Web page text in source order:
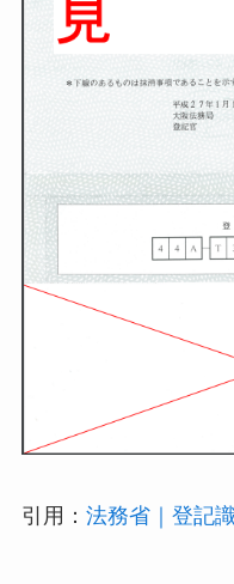
引用： 法務省｜登記